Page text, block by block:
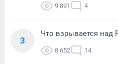
9 891 4
3
Что взрывается над
8 652 14